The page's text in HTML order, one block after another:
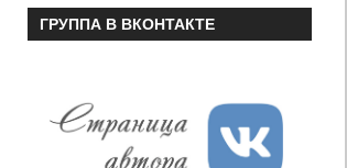
ГРУППА В ВКОНТАКТЕ